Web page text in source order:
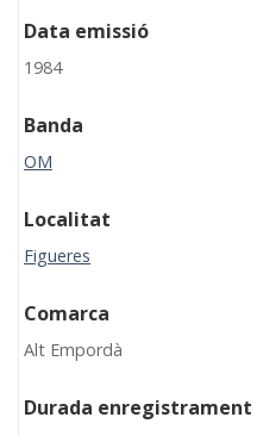
Data emissió
1984
Banda
OM
Localitat
Figueres
Comarca
Alt Empordà
Durada enregistrament